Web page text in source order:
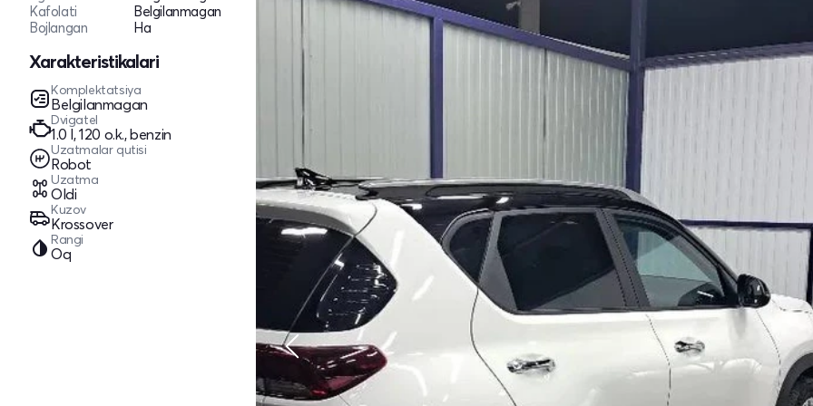
Kafolati
Belgilanmagan
Bojlangan
Ha
Xarakteristikalari
Komplektatsiya
Belgilanmagan
Dvigatel
1.0 l, 120 o.k., benzin
Uzatmalar qutisi
Robot
Uzatma
Oldi
Kuzov
Krossover
Rangi
Oq